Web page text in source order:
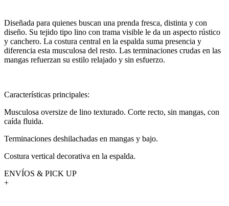
Diseñada para quienes buscan una prenda fresca, distinta y con
diseño. Su tejido tipo lino con trama visible le da un aspecto rústico
y canchero. La costura central en la espalda suma presencia y
diferencia esta musculosa del resto. Las terminaciones crudas en las
mangas refuerzan su estilo relajado y sin esfuerzo.
Características principales:
Musculosa oversize de lino texturado. Corte recto, sin mangas, con
caída fluida.
Terminaciones deshilachadas en mangas y bajo.
Costura vertical decorativa en la espalda.
ENVÍOS & PICK UP
+